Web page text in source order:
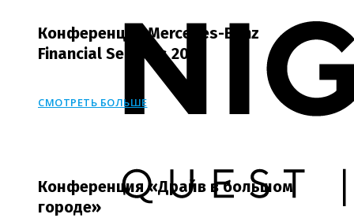
Конференция Mercedes-Benz
Financial Services 2019
СМОТРЕТЬ БОЛЬШЕ
Конференция «Драйв в большом
городе»